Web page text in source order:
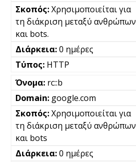
Χρησιμοποιείται για
τη διάκριση μεταξύ ανθρώπων
και bots.
0 ημέρες
HTTP
rc::b
google.com
Χρησιμοποιείται για
τη διάκριση μεταξύ ανθρώπων
και bots
0 ημέρες